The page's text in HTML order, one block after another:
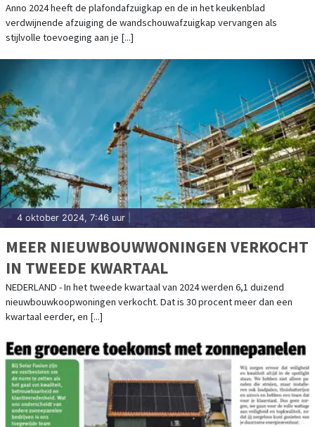
Anno 2024 heeft de plafondafzuigkap en de in het keukenblad
verdwijnende afzuiging de wandschouwafzuigkap vervangen als
stijlvolle toevoeging aan je [...]
4 oktober 2024, 7:46 uur
MEER NIEUWBOUWWONINGEN VERKOCHT
IN TWEEDE KWARTAAL
NEDERLAND - In het tweede kwartaal van 2024 werden 6,1 duizend
nieuwbouwkoopwoningen verkocht. Dat is 30 procent meer dan een
kwartaal eerder, en [...]